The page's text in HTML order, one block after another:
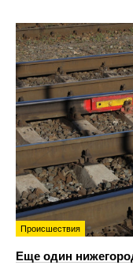
Происшествия
Еще один